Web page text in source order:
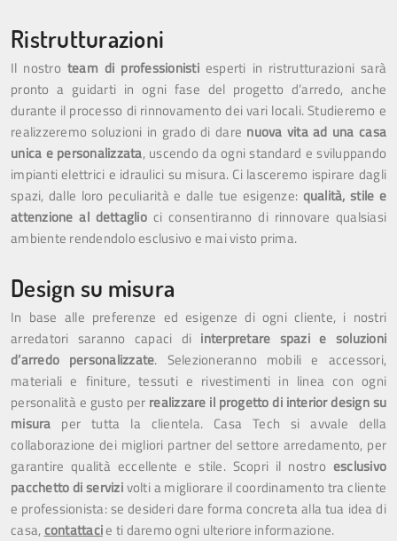
Ristrutturazioni
Il nostro team di professionisti esperti in ristrutturazioni sarà
pronto a guidarti in ogni fase del progetto d’arredo, anche
durante il processo di rinnovamento dei vari locali. Studieremo e
realizzeremo soluzioni in grado di dare nuova vita ad una casa
unica e personalizzata, uscendo da ogni standard e sviluppando
impianti elettrici e idraulici su misura. Ci lasceremo ispirare dagli
spazi, dalle loro peculiarità e dalle tue esigenze: qualità, stile e
attenzione al dettaglioci consentiranno di rinnovare qualsiasi
ambiente rendendolo esclusivo e mai visto prima.
Design su misura
In base alle preferenze ed esigenze di ogni cliente, i nostri
arredatori saranno capaci di interpretare spazi e soluzioni
d’arredo personalizzate. Selezioneranno mobili e accessori,
materiali e finiture, tessuti e rivestimenti in linea con ogni
personalità e gusto per realizzare il progetto di interior design su
misura per tutta la clientela. Casa Tech si avvale della
collaborazione dei migliori partner del settore arredamento, per
garantire qualità eccellente e stile. Scopri il nostro esclusivo
pacchetto di servizivolti a migliorare il coordinamento tra cliente
e professionista: se desideri dare forma concreta alla tua idea di
casa,contattacie ti daremo ogni ulteriore informazione.